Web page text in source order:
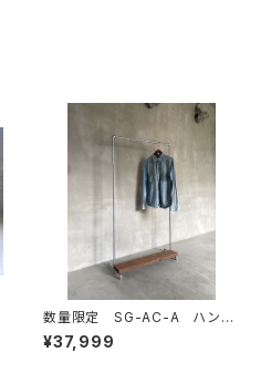
数量限定 SG-AC-A ハンガ
ーラック 古材棚板 パイプ
スチール ガス管 組立式 組
¥37,999